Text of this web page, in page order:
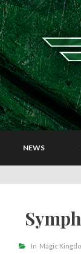
NEWS
In Magic